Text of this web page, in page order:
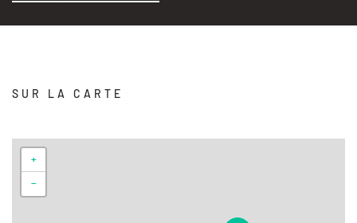
SUR LA CARTE
+
−